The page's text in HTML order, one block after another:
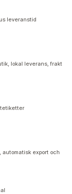
leveranstid
lokal leverans, frakt
export och